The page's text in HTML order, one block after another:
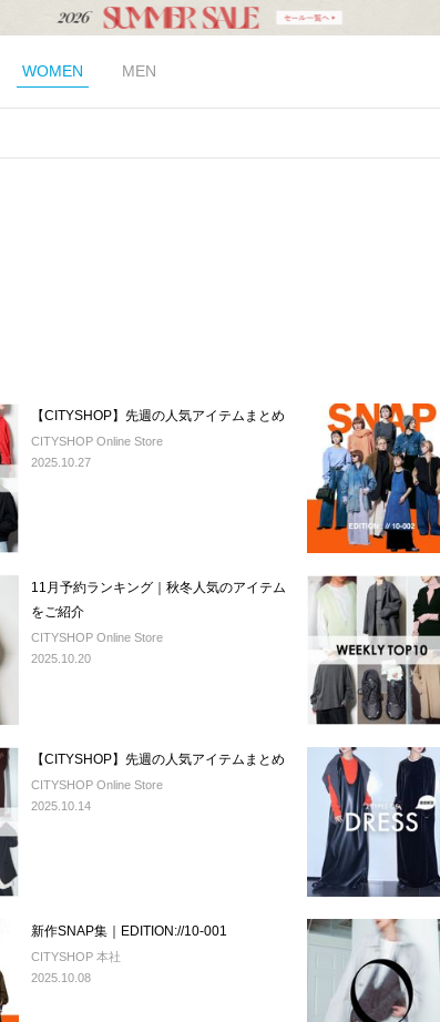
WOMEN MEN
【CITYSHOP】先週の人気アイテムまとめ
CITYSHOP Online Store
2025.10.27
11月予約ランキング｜秋冬人気のアイテム
をご紹介
CITYSHOP Online Store
2025.10.20
【CITYSHOP】先週の人気アイテムまとめ
CITYSHOP Online Store
2025.10.14
新作SNAP集｜EDITION://10-001
CITYSHOP 本社
2025.10.08